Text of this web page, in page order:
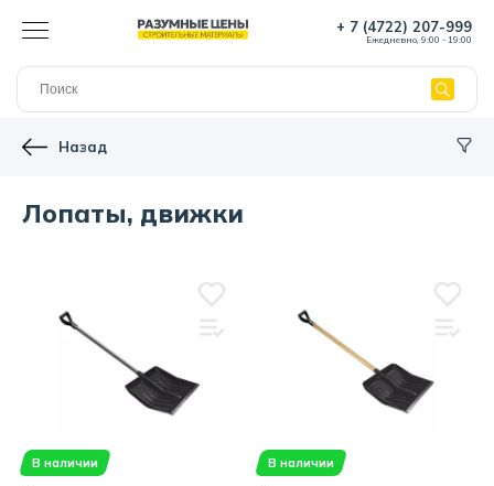
+ 7 (4722) 207-999
Ежедневно, 9:00 - 19:00
Назад
Лопаты, движки
В наличии В наличии